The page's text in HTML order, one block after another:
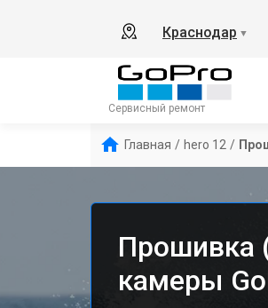
Краснодар ▼
Сервисный ремонт
Главная / hero 12 /
Прошивка
камеры